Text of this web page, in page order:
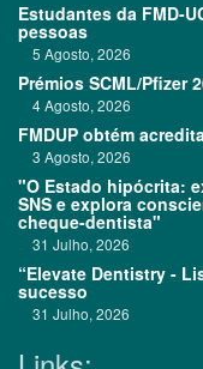
Estudantes da FMD-
pessoas
5 Agosto, 2026
Prémios SCML/Pfizer
4 Agosto, 2026
FMDUP obtém
3 Agosto, 2026
"O Estado hipócrita:
SNS e explora
cheque-dentista"
31 Julho, 2026
“Elevate Dentistry -
sucesso
31 Julho, 2026